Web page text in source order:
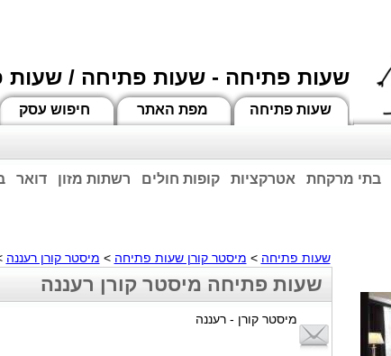
שעות פתיחה - שעות פתיחה / שעות
חיפוש עסק מפת האתר שעות פתיחה
דואר רשתות מזון קופות חולים אטרקציות בתי מרקחת
שעות פתיחה > מיסטר קורן שעות פתיחה > מיסטר קורן רעננה
שעות פתיחה מיסטר קורן רעננה
מיסטר קורן - רעננה